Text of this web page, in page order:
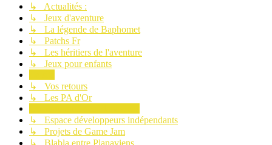
↳ Actualités :
↳ Jeux d'aventure
↳ La légende de Baphomet
↳ Patchs Fr
↳ Les héritiers de l'aventure
↳ Jeux pour enfants
↳ Vos retours
↳ Les PA d'Or
↳ Espace développeurs indépendants
↳ Projets de Game Jam
↳ Blabla entre Planaviens